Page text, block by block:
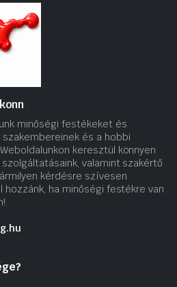
minőségi festékeket és
és a hobbi
keresztül könnyen
valamint szakértő
kérdésre szívesen
hozzánk, ha minőségi festékre van